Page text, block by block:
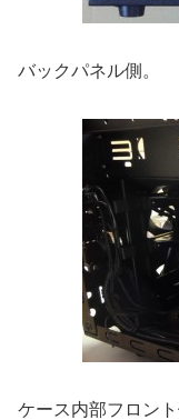
バックパネル側。
ケース内部フロント